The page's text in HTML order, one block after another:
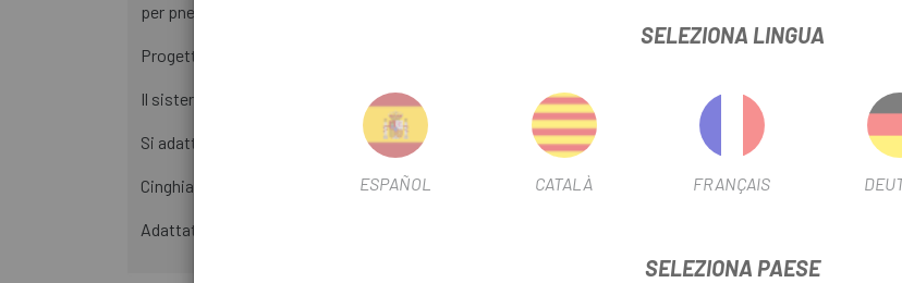
per pneumatici (inclusa). Tira la cinghia e sei pronto, hai tutto il necessario per riparare una foratura
Progettato esclusivamente per essere avvitato direttamente sotto la sella con supporti compatibili con
Il sistema brevettato Tube Spool consente alla camera d'aria di avvolgersi mentre protegge la valvola
Si adatta a valvole fino a 80mm.
Cinghia Velcro® resistente, leggera e impermeabile.
Adattatore CO2 removibile incluso, la camera d'aria e la bombola CO2 sono vendute separatamente.
SELEZIONA LINGUA
ESPAÑOL CATALÀ FRANÇAIS
SELEZIONA PAESE